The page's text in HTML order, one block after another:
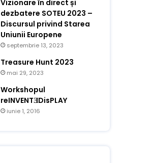
Vizionare în direct și
dezbatere SOTEU 2023 –
Discursul privind Starea
Uniunii Europene
septembrie 13, 2023
Treasure Hunt 2023
mai 29, 2023
Workshopul
reINVENTƎDisPLAY
iunie 1, 2016